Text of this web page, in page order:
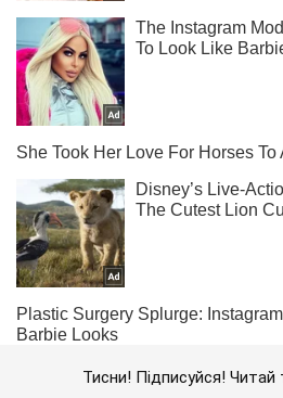
Тисни! Підписуйся! Читай